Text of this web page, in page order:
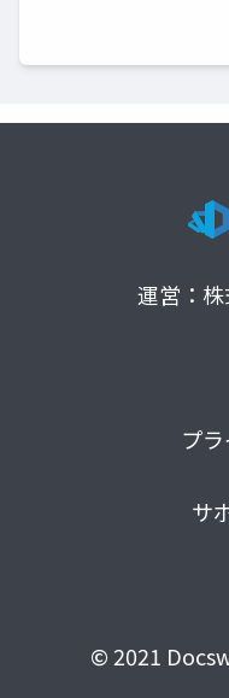
運営：
プ
サ
© 2021